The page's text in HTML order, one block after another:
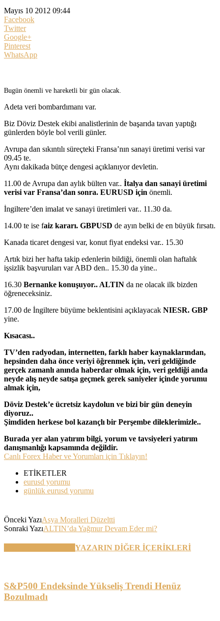
Mayıs 10 2012 09:44
Facebook
Twitter
Google+
Pinterest
WhatsApp
Bugün önemli ve hareketli bir gün olacak.
Adeta veri bombardımanı var.
Biz Döviz Destek ekibi analistlerinin de başarıda tavan yaptığı
günlerden böyle bol verili günler.
Avrupa dan sıkıntılı süreçteki Fransa’nın sanayi üretimi verisi var
09.45 te.
Aynı dakikada bütçe dengesi açıklanıyor devletin.
11.00 de Avrupa dan aylık bülten var.. İtalya dan sanayi üretimi
verisi var Fransa’dan sonra. EURUSD için önemli.
İngiltere’den imalat ve sanayi üretimleri var.. 11.30 da.
14.00 te ise faiz kararı. GBPUSD de ayın belki de en büyük fırsatı.
Kanada ticaret dengesi var, konut fiyat endeksi var.. 15.30
Artık bizi her hafta takip edenlerin bildiği, önemli olan haftalık
işsizlik başvuruları var ABD den.. 15.30 da yine..
16.30 Bernanke konuşuyor.. ALTIN da ne olacak ilk bizden
öğreneceksiniz.
17.00 de İngiltere büyüme beklentisini açıklayacak NIESR. GBP
yine.
Kısacası..
TV’den radyodan, internetten, farklı haber kaynaklarından,
hepsinden daha önce veriyi öğrenmek için, veri geldiğinde
gerçek zamanlı anında haberdar olmak için, veri geldiği anda
neyde alış neyde satışa geçmek gerek saniyeler içinde yorumu
almak için,
Döviz Destek’e ücretsiz kaydolun ve bizi bir gün deneyin
diyoruz..
Şimdiden herkese bol kazançlı bir Perşembe dileklerimizle..
Burada yer alan yatırım bilgi, yorum ve tavsiyeleri yatırım
danışmanlığı kapsamında değildir.
Canlı Forex Haber ve Yorumları için Tıklayın!
ETİKETLER
eurusd yorumu
günlük eurusd yorumu
Önceki YazıAsya Moralleri Düzeltti
Sonraki YazıALTIN’da Yağmur Devam Eder mi?
YAZARIN DİĞER İÇERİKLERİ
S&P500 Endeksinde Yükseliş Trendi Henüz
Bozulmadı